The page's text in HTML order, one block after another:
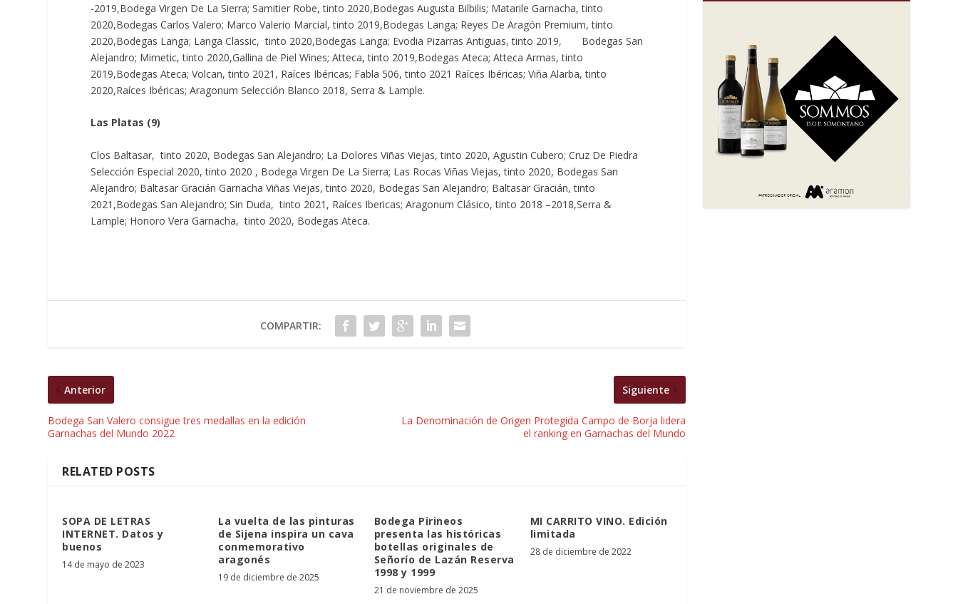
-2019,Bodega Virgen De La Sierra; Samitier Robe, tinto 2020,Bodegas Augusta Bilbilis; Matarile Garnacha, tinto
2020,Bodegas Carlos Valero; Marco Valerio Marcial, tinto 2019,Bodegas Langa; Reyes De Aragón Premium, tinto
2020,Bodegas Langa; Langa Classic, tinto 2020,Bodegas Langa; Evodia Pizarras Antiguas, tinto 2019, Bodegas San
Alejandro; Mimetic, tinto 2020,Gallina de Piel Wines; Atteca, tinto 2019,Bodegas Ateca; Atteca Armas, tinto
2019,Bodegas Ateca; Volcan, tinto 2021, Raíces Ibéricas; Fabla 506, tinto 2021 Raíces Ibéricas; Viña Alarba, tinto
2020,Raíces Ibéricas; Aragonum Selección Blanco 2018, Serra & Lample.
Las Platas (9)
Clos Baltasar, tinto 2020, Bodegas San Alejandro; La Dolores Viñas Viejas, tinto 2020, Agustin Cubero; Cruz De Piedra
Selección Especial 2020, tinto 2020 , Bodega Virgen De La Sierra; Las Rocas Viñas Viejas, tinto 2020, Bodegas San
Alejandro; Baltasar Gracián Garnacha Viñas Viejas, tinto 2020, Bodegas San Alejandro; Baltasar Gracián, tinto
2021,Bodegas San Alejandro; Sin Duda, tinto 2021, Raíces Ibericas; Aragonum Clásico, tinto 2018 –2018,Serra &
Lample; Honoro Vera Garnacha, tinto 2020, Bodegas Ateca.
COMPARTIR:
Anterior
Bodega San Valero consigue tres medallas en la edición
Garnachas del Mundo 2022
Siguiente
La Denominación de Origen Protegida Campo de Borja lidera
el ranking en Garnachas del Mundo
RELATED POSTS
SOPA DE LETRAS
INTERNET. Datos y
buenos
14 de mayo de 2023
La vuelta de las pinturas
de Sijena inspira un cava
conmemorativo
aragonés
19 de diciembre de 2025
Bodega Pirineos
presenta las históricas
botellas originales de
Señorío de Lazán Reserva
1998 y 1999
21 de noviembre de 2025
MI CARRITO VINO. Edición
limitada
28 de diciembre de 2022